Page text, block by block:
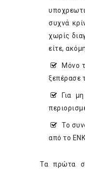
συχνά
χωρίς
είτε,
Μόνο
ξεπέρασε
Για
Το
από το
Τα πρώτα